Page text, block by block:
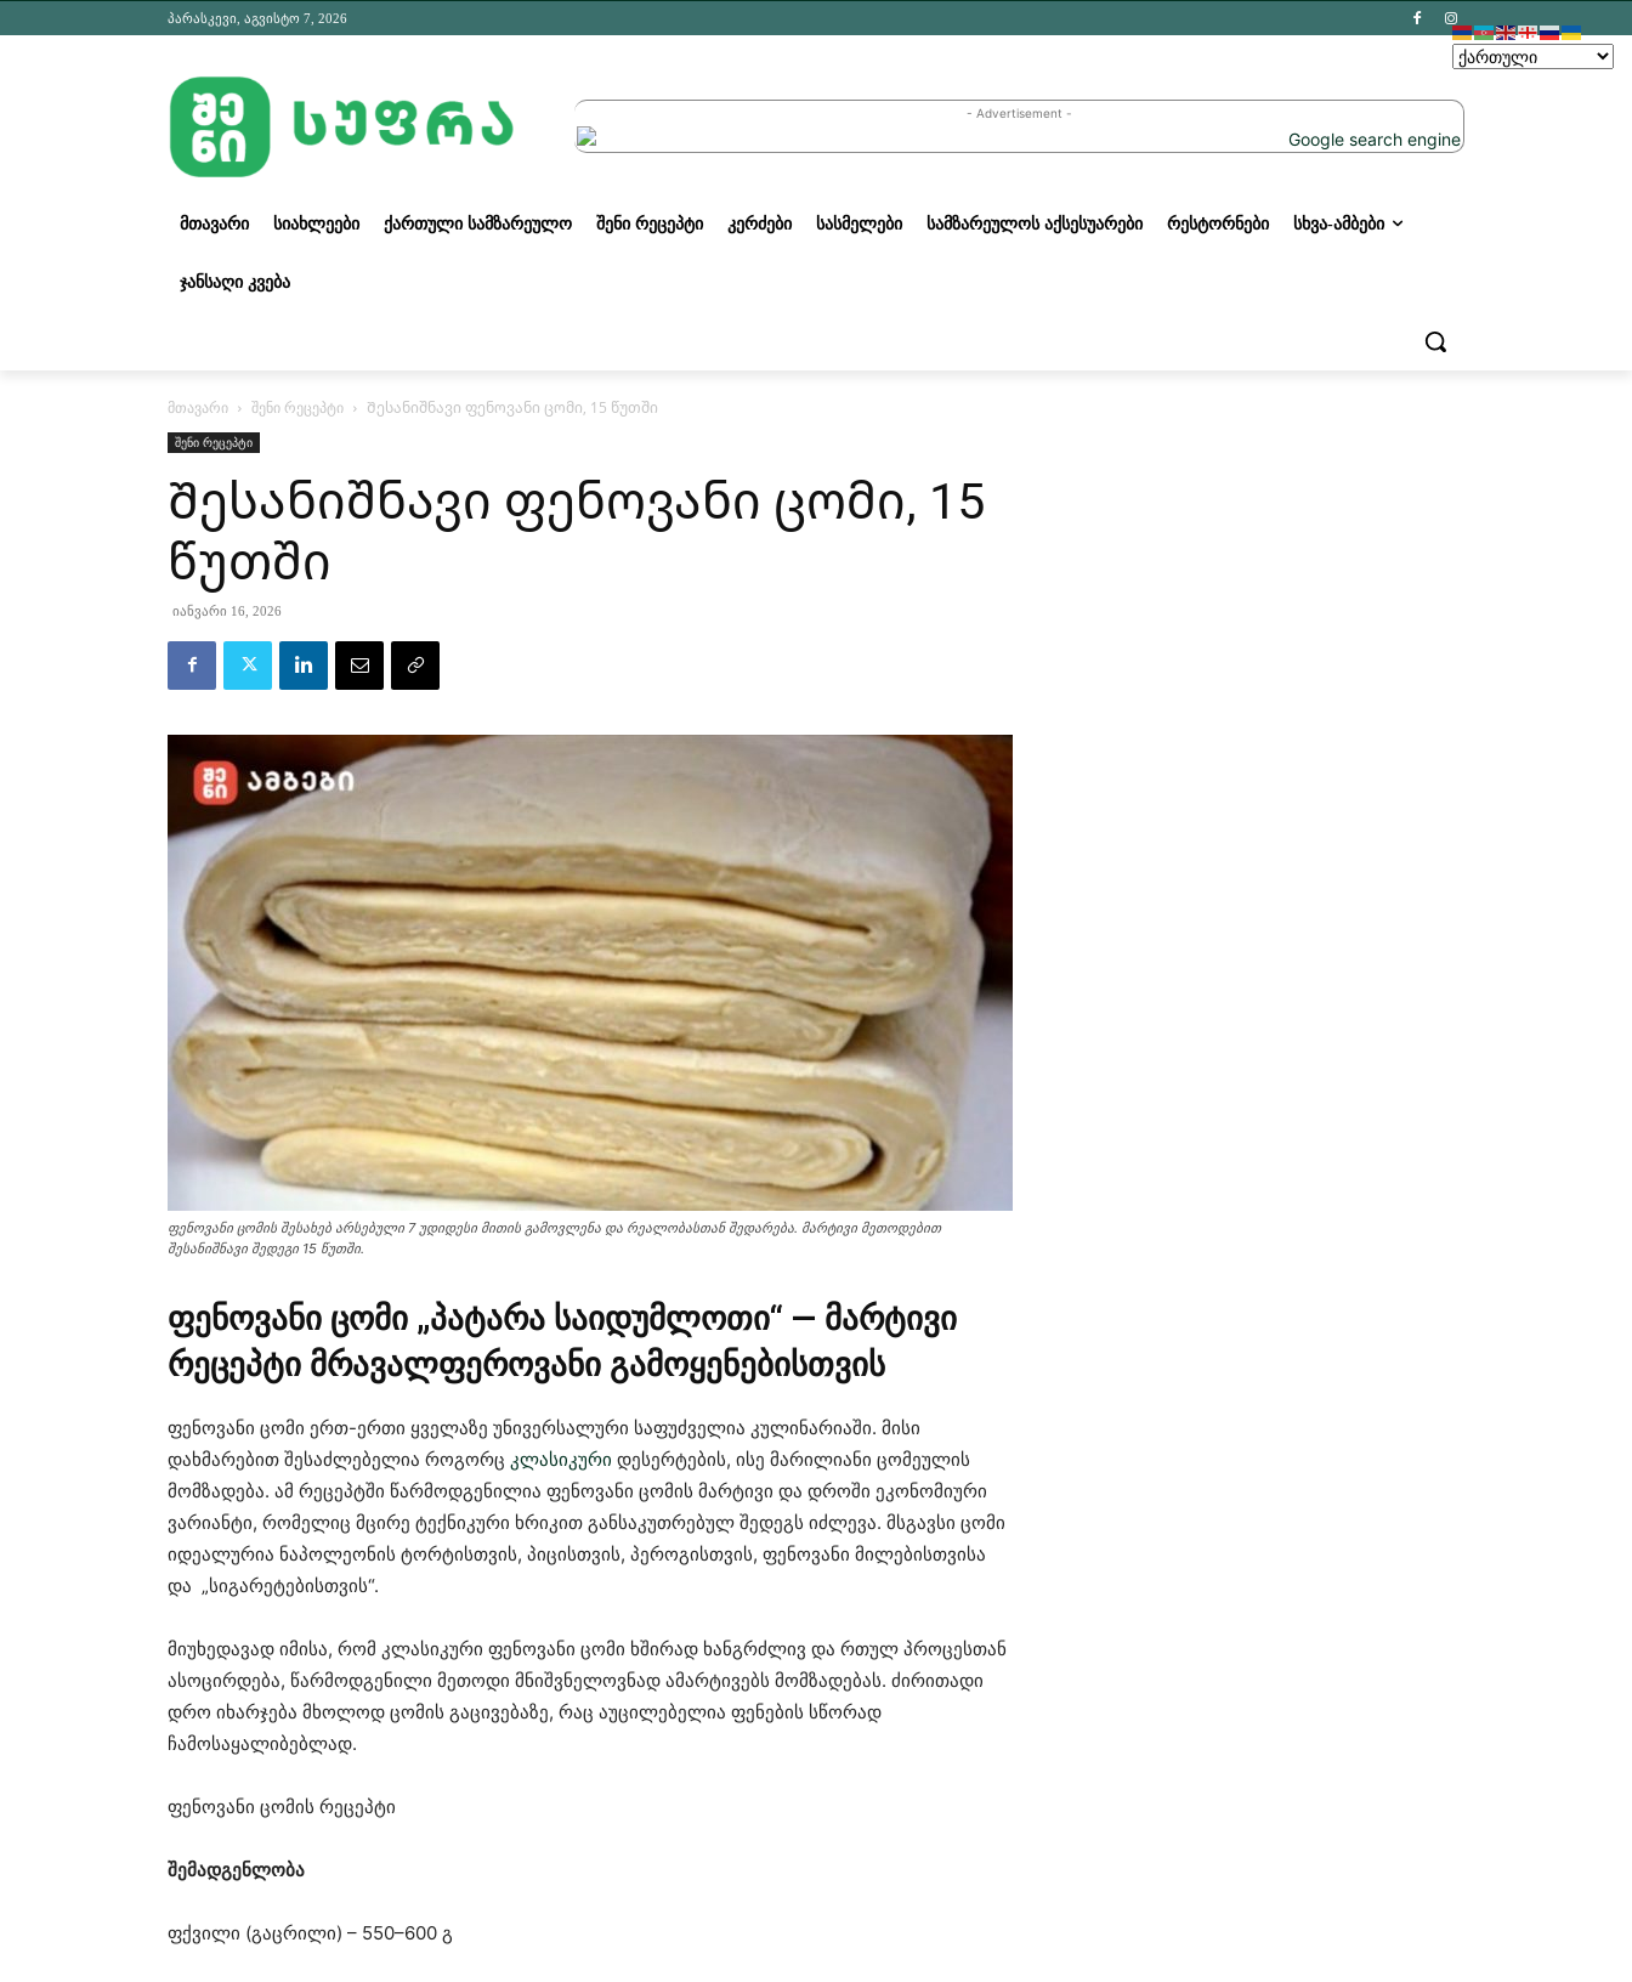
პარასკევი, აგვისტო 7, 2026
- Advertisement -
ᲛᲗᲐᲕᲐᲠᲘ ᲡᲘᲐᲮᲚᲔᲔᲑᲘ ᲥᲐᲠᲗᲣᲚᲘ ᲡᲐᲛᲖᲐᲠᲔᲣᲚᲝ ᲨᲔᲜᲘ ᲠᲔᲪᲔᲞᲢᲘ ᲙᲔᲠᲫᲔᲑᲘ ᲡᲐᲡᲛᲔᲚᲔᲑᲘ ᲡᲐᲛᲖᲐᲠᲔᲣᲚᲝᲡ ᲐᲥᲡᲔᲡᲣᲐᲠᲔᲑᲘ ᲠᲔᲡᲢᲝᲠᲜᲔᲑᲘ ᲡᲮᲕᲐ-ᲐᲛᲑᲔᲑᲘ
ᲯᲐᲜᲡᲐᲦᲘ ᲙᲕᲔᲑᲐ
მთავარი შენი რეცეპტი Შესანიშნავი ფენოვანი ცომი, 15 წუთში
შენი რეცეპტი
Შესანიშნავი ფენოვანი ცომი, 15
წუთში
იანვარი 16, 2026
ფენოვანი ცომის შესახებ არსებული 7 უდიდესი მითის გამოვლენა და რეალობასთან შედარება. მარტივი მეთოდებით
შესანიშნავი შედეგი 15 წუთში.
ფენოვანი ცომი „პატარა საიდუმლოთი“ — მარტივი
რეცეპტი მრავალფეროვანი გამოყენებისთვის
ფენოვანი ცომი ერთ-ერთი ყველაზე უნივერსალური საფუძველია კულინარიაში. მისი
დახმარებით შესაძლებელია როგორც კლასიკური დესერტების, ისე მარილიანი ცომეულის
მომზადება. ამ რეცეპტში წარმოდგენილია ფენოვანი ცომის მარტივი და დროში ეკონომიური
ვარიანტი, რომელიც მცირე ტექნიკური ხრიკით განსაკუთრებულ შედეგს იძლევა. მსგავსი ცომი
იდეალურია ნაპოლეონის ტორტისთვის, პიცისთვის, პეროგისთვის, ფენოვანი მილებისთვისა
და „სიგარეტებისთვის“.
მიუხედავად იმისა, რომ კლასიკური ფენოვანი ცომი ხშირად ხანგრძლივ და რთულ პროცესთან
ასოცირდება, წარმოდგენილი მეთოდი მნიშვნელოვნად ამარტივებს მომზადებას. ძირითადი
დრო იხარჯება მხოლოდ ცომის გაცივებაზე, რაც აუცილებელია ფენების სწორად
ჩამოსაყალიბებლად.
ფენოვანი ცომის რეცეპტი
შემადგენლობა
ფქვილი (გაცრილი) – 550–600 გ